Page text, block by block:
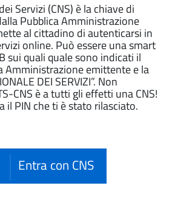
Servizi (CNS) è la chiave di
Pubblica Amministrazione
al cittadino di autenticarsi in
online. Può essere una smart
sui quali quale sono indicati il
Amministrazione emittente e la
DEI SERVIZI”. Non
CNS è a tutti gli effetti una CNS!
il PIN che ti è stato rilasciato.
Entra con CNS